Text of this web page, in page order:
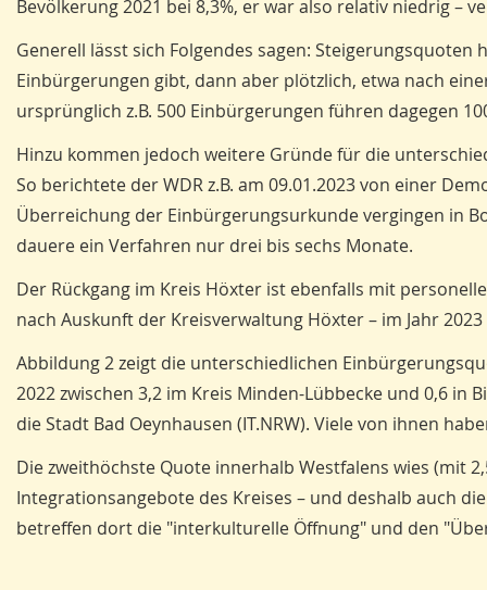
Bevölkerung 2021 bei 8,3%, er war also relativ niedrig –
Generell lässt sich Folgendes sagen:
Einbürgerungen gibt, dann aber plötzlich, etwa nach
ursprünglich z.B. 500 Einbürgerungen führen dagegen
Hinzu kommen jedoch weitere Gründe für die
So berichtete der WDR z.B. am 09.01.2023 von einer
Überreichung der Einbürgerungsurkunde vergingen in
dauere ein Verfahren nur drei bis sechs Monate.
Der Rückgang im Kreis Höxter ist ebenfalls mit
nach Auskunft der Kreisverwaltung Höxter – im Jahr
Abbildung 2 zeigt die unterschiedlichen
2022 zwischen 3,2 im Kreis Minden-Lübbecke und 0,6
die Stadt Bad Oeynhausen (IT.NRW). Viele von ihnen
Die zweithöchste Quote innerhalb Westfalens wies (mit
Integrationsangebote des Kreises – und deshalb auch
betreffen dort die "interkulturelle Öffnung" und den